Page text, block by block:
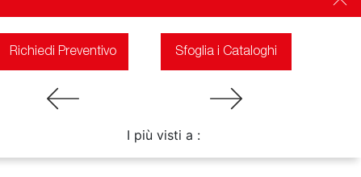
Richiedi Preventivo Sfoglia i Cataloghi
I più visti a :